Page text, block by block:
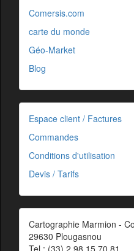
Comersis.com
carte du monde
Géo-Market
Blog
Espace client / Factures
Commandes
Conditions d'utilisation
Devis / Tarifs
Cartographie Marmion -
29630 Plougasnou
Tel.: (33).2 98 15 70 81